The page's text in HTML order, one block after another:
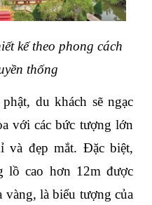
kế theo phong cách
thống
du khách sẽ ngạc
với các bức tượng lớn
và đẹp mắt. Đặc biệt,
lồ cao hơn 12m được
vàng, là biểu tượng của